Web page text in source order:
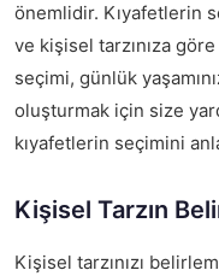
önemlidir. Kıyafetlerin
ve kişisel tarzınıza göre
seçimi, günlük
oluşturmak için size
kıyafetlerin seçimini
Kişisel Tarzın
Kişisel tarzınızı